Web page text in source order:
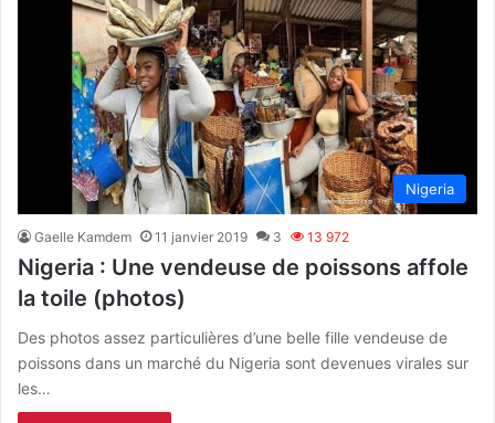
Nigeria
Gaelle Kamdem 11 janvier 2019 3 13 972
Nigeria : Une vendeuse de poissons affole
la toile (photos)
Des photos assez particulières d’une belle fille vendeuse de
poissons dans un marché du Nigeria sont devenues virales sur
les…